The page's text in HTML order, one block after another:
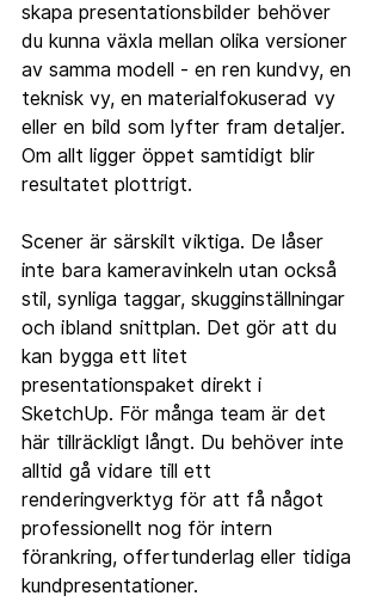
skapa presentationsbilder behöver
du kunna växla mellan olika versioner
av samma modell - en ren kundvy, en
teknisk vy, en materialfokuserad vy
eller en bild som lyfter fram detaljer.
Om allt ligger öppet samtidigt blir
resultatet plottrigt.
Scener är särskilt viktiga. De låser
inte bara kameravinkeln utan också
stil, synliga taggar, skugginställningar
och ibland snittplan. Det gör att du
kan bygga ett litet
presentationspaket direkt i
SketchUp. För många team är det
här tillräckligt långt. Du behöver inte
alltid gå vidare till ett
renderingverktyg för att få något
professionellt nog för intern
förankring, offertunderlag eller tidiga
kundpresentationer.